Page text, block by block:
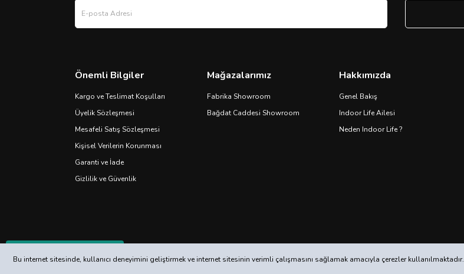
Bu internet sitesinde, kullanıcı deneyimini geliştirmek ve internet sitesinin verimli çalışmasını sağlamak amacıyla çerezler kullanılmaktadır.
Whatsapp İletişim
Önemli Bilgiler
Kargo ve Teslimat Koşulları
Üyelik Sözleşmesi
Mesafeli Satış Sözleşmesi
Kişisel Verilerin Korunması
Garanti ve İade
Gizlilik ve Güvenlik
Mağazalarımız
Fabrika Showroom
Bağdat Caddesi Showroom
Hakkımızda
Genel Bakış
Indoor Life Ailesi
Neden Indoor Life ?